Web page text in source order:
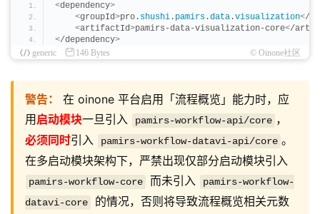
<dependency>
<groupId>pro. shushi . pamirs .data .visualization</
<artifactId>pamirs-data-visualization-core</
</dependency>
generic
146 Bytes © Oinone社区
警告：
在 oinone 平台启用「流程概览」能力时，应
用 启动模块一旦引入 pamirs-workflow-api/core ，
必须同时引入 pamirs-workflow-datavi-api/core 。
在多启动模块架构下，严禁出现仅部分启动模块引入
pamirs-workflow-core 而未引入
pamirs-workflow-
datavi-core
的情况，否则将导致流程概览相关元数